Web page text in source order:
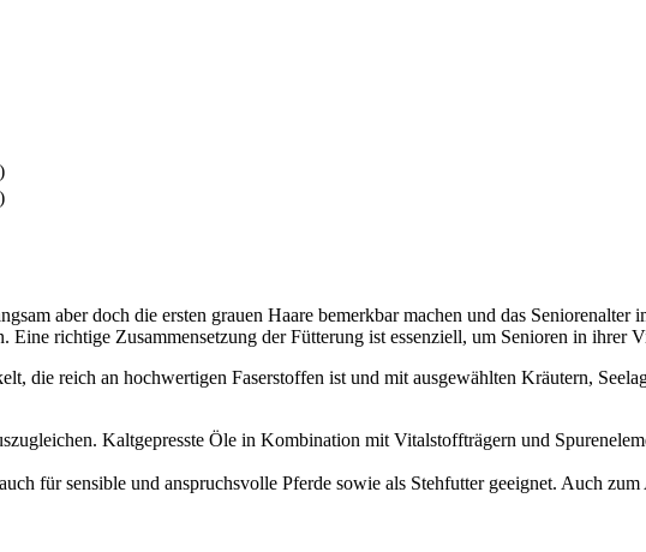
aber doch die ersten grauen Haare bemerkbar machen und das
richtige Zusammensetzung der Fütterung ist essenziell, um Senioren in ihrer
die reich an hochwertigen Faserstoffen ist und mit ausgewählten Kräutern,
Kaltgepresste Öle in Kombination mit Vitalstoffträgern und
für sensible und anspruchsvolle Pferde sowie als Stehfutter geeignet. Auch